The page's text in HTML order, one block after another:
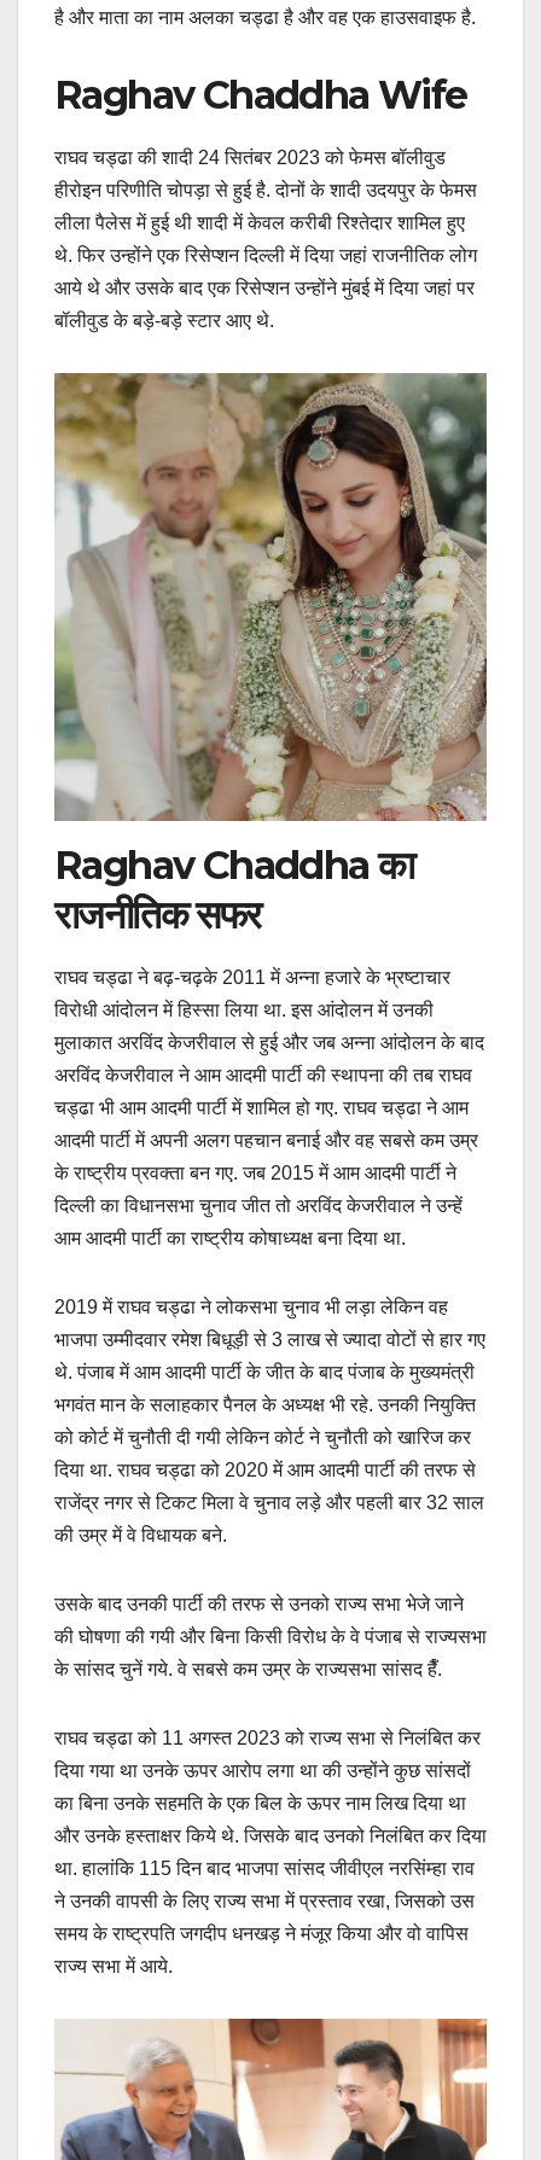
है और माता का नाम अलका चड्ढा है और वह एक हाउसवाइफ है.
Raghav Chaddha Wife
राघव चड्ढा की शादी 24 सितंबर 2023 को फेमस बॉलीवुड
हीरोइन परिणीति चोपड़ा से हुई है. दोनों के शादी उदयपुर के फेमस
लीला पैलेस में हुई थी शादी में केवल करीबी रिश्तेदार शामिल हुए
थे. फिर उन्होंने एक रिसेप्शन दिल्ली में दिया जहां राजनीतिक लोग
आये थे और उसके बाद एक रिसेप्शन उन्होंने मुंबई में दिया जहां पर
बॉलीवुड के बड़े-बड़े स्टार आए थे.
Raghav Chaddha का
राजनीतिक सफर
राघव चड्ढा ने बढ़-चढ़के 2011 में अन्ना हजारे के भ्रष्टाचार
विरोधी आंदोलन में हिस्सा लिया था. इस आंदोलन में उनकी
मुलाकात अरविंद केजरीवाल से हुई और जब अन्ना आंदोलन के बाद
अरविंद केजरीवाल ने आम आदमी पार्टी की स्थापना की तब राघव
चड्ढा भी आम आदमी पार्टी में शामिल हो गए. राघव चड्ढा ने आम
आदमी पार्टी में अपनी अलग पहचान बनाई और वह सबसे कम उम्र
के राष्ट्रीय प्रवक्ता बन गए. जब 2015 में आम आदमी पार्टी ने
दिल्ली का विधानसभा चुनाव जीत तो अरविंद केजरीवाल ने उन्हें
आम आदमी पार्टी का राष्ट्रीय कोषाध्यक्ष बना दिया था.
2019 में राघव चड्ढा ने लोकसभा चुनाव भी लड़ा लेकिन वह
भाजपा उम्मीदवार रमेश बिधूड़ी से 3 लाख से ज्यादा वोटों से हार गए
थे. पंजाब में आम आदमी पार्टी के जीत के बाद पंजाब के मुख्यमंत्री
भगवंत मान के सलाहकार पैनल के अध्यक्ष भी रहे. उनकी नियुक्ति
को कोर्ट में चुनौती दी गयी लेकिन कोर्ट ने चुनौती को खारिज कर
दिया था. राघव चड्ढा को 2020 में आम आदमी पार्टी की तरफ से
राजेंद्र नगर से टिकट मिला वे चुनाव लड़े और पहली बार 32 साल
की उम्र में वे विधायक बने.
उसके बाद उनकी पार्टी की तरफ से उनको राज्य सभा भेजे जाने
की घोषणा की गयी और बिना किसी विरोध के वे पंजाब से राज्यसभा
के सांसद चुनें गये. वे सबसे कम उम्र के राज्यसभा सांसद हैँ.
राघव चड्ढा को 11 अगस्त 2023 को राज्य सभा से निलंबित कर
दिया गया था उनके ऊपर आरोप लगा था की उन्होंने कुछ सांसदों
का बिना उनके सहमति के एक बिल के ऊपर नाम लिख दिया था
और उनके हस्ताक्षर किये थे. जिसके बाद उनको निलंबित कर दिया
था. हालांकि 115 दिन बाद भाजपा सांसद जीवीएल नरसिंम्हा राव
ने उनकी वापसी के लिए राज्य सभा में प्रस्ताव रखा, जिसको उस
समय के राष्ट्रपति जगदीप धनखड़ ने मंजूर किया और वो वापिस
राज्य सभा में आये.